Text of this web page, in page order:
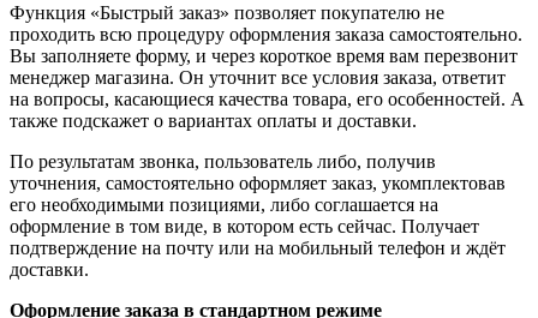
Функция «Быстрый заказ» позволяет покупателю не
проходить всю процедуру оформления заказа самостоятельно.
Вы заполняете форму, и через короткое время вам перезвонит
менеджер магазина. Он уточнит все условия заказа, ответит
на вопросы, касающиеся качества товара, его особенностей. А
также подскажет о вариантах оплаты и доставки.
По результатам звонка, пользователь либо, получив
уточнения, самостоятельно оформляет заказ, укомплектовав
его необходимыми позициями, либо соглашается на
оформление в том виде, в котором есть сейчас. Получает
подтверждение на почту или на мобильный телефон и ждёт
доставки.
Оформление заказа в стандартном режиме